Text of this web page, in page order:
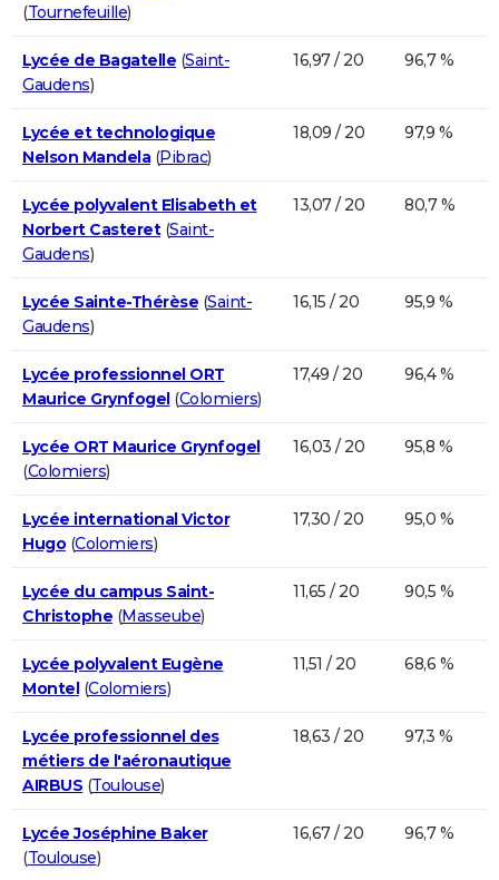
(Tournefeuille)
Lycée de Bagatelle (Saint-
Gaudens)
16,97 / 20 96,7 %
Lycée et technologique
Nelson Mandela(Pibrac)
18,09 / 20 97,9 %
Lycée polyvalent Elisabeth et
Norbert Casteret(Saint-
Gaudens)
13,07 / 20 80,7 %
Lycée Sainte-Thérèse (Saint-
Gaudens)
16,15 / 20 95,9 %
Lycée professionnel ORT
Maurice Grynfogel(Colomiers)
17,49 / 20 96,4 %
Lycée ORT Maurice Grynfogel
(Colomiers)
16,03 / 20 95,8 %
Lycée international Victor
Hugo (Colomiers)
17,30 / 20 95,0 %
Lycée du campus Saint-
Christophe (Masseube)
11,65 / 20 90,5 %
Lycée polyvalent Eugène
Montel(Colomiers)
11,51 / 20 68,6 %
Lycée professionnel des
métiers de l'aéronautique
AIRBUS (Toulouse)
18,63 / 20 97,3 %
Lycée Joséphine Baker
(Toulouse)
16,67 / 20 96,7 %